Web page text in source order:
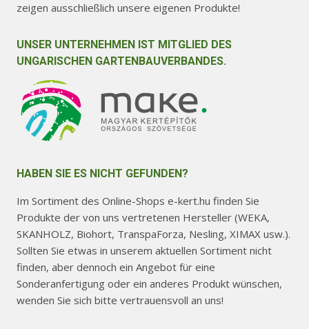
zeigen ausschließlich unsere eigenen Produkte!
UNSER UNTERNEHMEN IST MITGLIED DES
UNGARISCHEN GARTENBAUVERBANDES.
HABEN SIE ES NICHT GEFUNDEN?
Im Sortiment des Online-Shops e-kert.hu finden Sie
Produkte der von uns vertretenen Hersteller (WEKA,
SKANHOLZ, Biohort, TranspaForza, Nesling, XIMAX usw.).
Sollten Sie etwas in unserem aktuellen Sortiment nicht
finden, aber dennoch ein Angebot für eine
Sonderanfertigung oder ein anderes Produkt wünschen,
wenden Sie sich bitte vertrauensvoll an uns!